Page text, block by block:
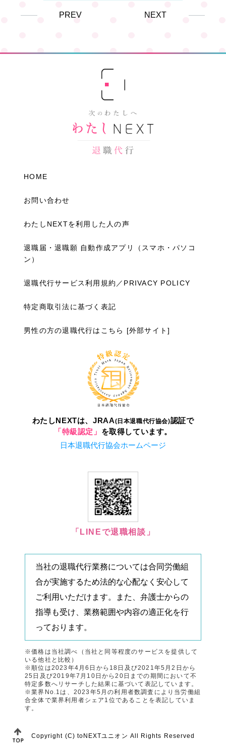
PREV NEXT
HOME
お問い合わせ
わたしNEXTを利用した人の声
退職届・退職願 自動作成アプリ（スマホ・パソコ
ン）
退職代行サービス利用規約／PRIVACY POLICY
特定商取引法に基づく表記
男性の方の退職代行はこちら [外部サイト]
わたしNEXTは、JRAA(日本退職代行協会)認証で
「特級認定」 を取得しています。
日本退職代行協会ホームページ
「LINEで退職相談」
当社の退職代行業務については合同労働組
合が実施するため法的な心配なく安心して
ご利用いただけます。また、弁護士からの
指導も受け、業務範囲や内容の適正化を行
っております。
※価格は当社調べ（当社と同等程度のサービスを提供して
いる他社と比較）
※順位は2023年4月6日から18日及び2021年5月2日から
25日及び2019年7月10日から20日までの期間において不
特定多数へリサーチした結果に基づいて表記しています。
※業界No.1は、2023年5月の利用者数調査により当労働組
合全体で業界利用者シェア1位であることを表記していま
す。
Copyright (C) toNEXTユニオン All Rights Reserved